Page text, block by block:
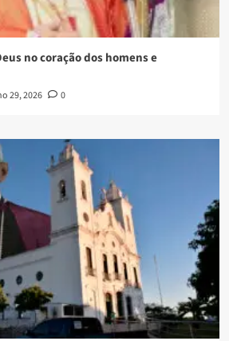
no coração dos homens e
29, 2026 0